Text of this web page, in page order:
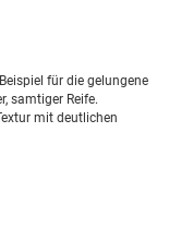
für die gelungene
samtiger Reife.
mit deutlichen